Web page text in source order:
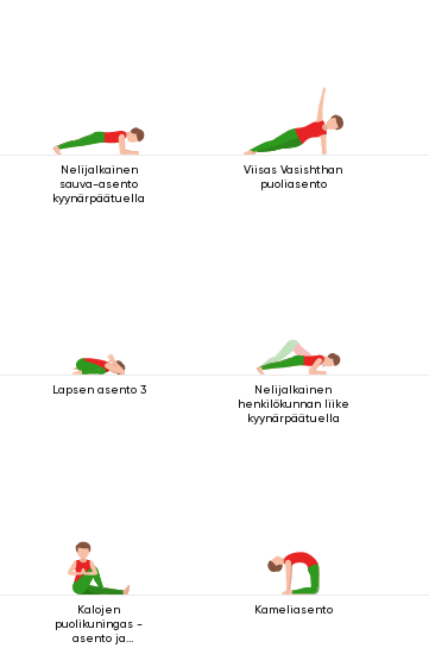
Nelijalkainen
sauva-asento
kyynärpäätuella
Viisas Vasishthan
puoliasento
Lapsen asento 3
Nelijalkainen
henkilökunnan liike
kyynärpäätuella
Kalojen
puolikuningas -
asento ja
Kameliasento